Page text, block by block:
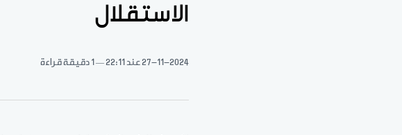
الاستقلال
27-11-2024عند 22:11 1 دقيقة قراءة